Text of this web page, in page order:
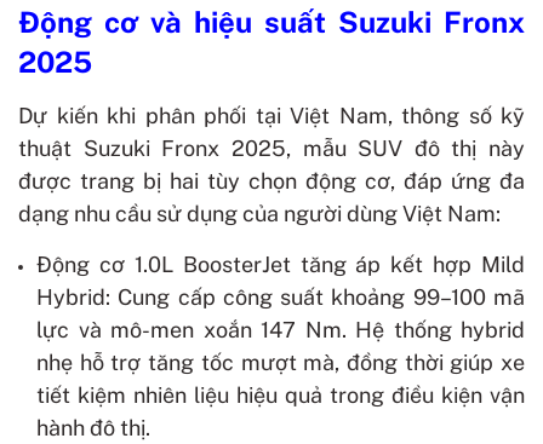
Động cơ và hiệu suất Suzuki Fronx
2025
Dự kiến khi phân phối tại Việt Nam, thông số kỹ
thuật Suzuki Fronx 2025, mẫu SUV đô thị này
được trang bị hai tùy chọn động cơ, đáp ứng đa
dạng nhu cầu sử dụng của người dùng Việt Nam:
Động cơ 1.0L BoosterJet tăng áp kết hợp Mild
Hybrid: Cung cấp công suất khoảng 99–100 mã
lực và mô-men xoắn 147 Nm. Hệ thống hybrid
nhẹ hỗ trợ tăng tốc mượt mà, đồng thời giúp xe
tiết kiệm nhiên liệu hiệu quả trong điều kiện vận
hành đô thị.